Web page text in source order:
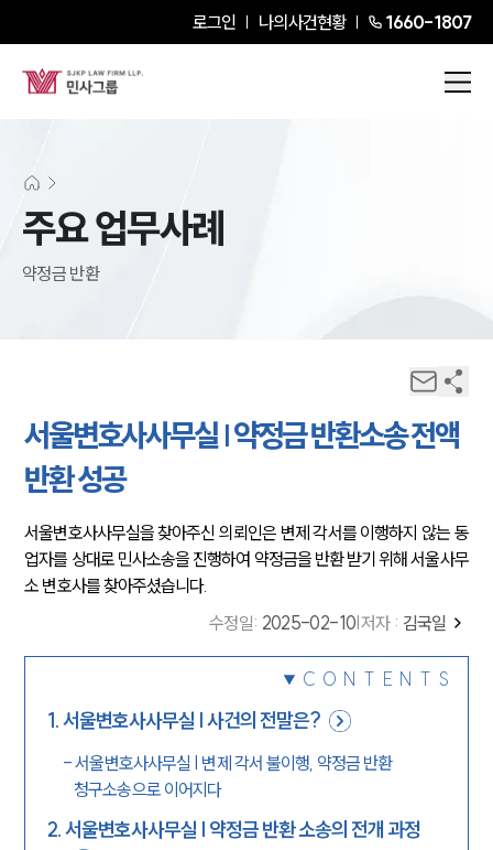
로그인 나의사건현황 1660-1807
주요 업무사례
약정금 반환
서울변호사사무실 | 약정금 반환소송 전액
반환 성공
서울변호사사무실을 찾아주신 의뢰인은 변제 각서를 이행하지 않는 동
업자를 상대로 민사소송을 진행하여 약정금을 반환 받기 위해 서울사무
소 변호사를 찾아주셨습니다.
수정일: 2025-02-10 저자 : 김국일
CONTENTS
1.서울변호사사무실 | 사건의 전말은?
-서울변호사사무실 | 변제 각서 불이행, 약정금 반환
청구소송으로 이어지다
2.서울변호사사무실 | 약정금 반환 소송의 전개 과정